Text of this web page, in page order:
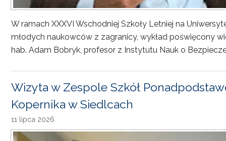
W ramach XXXVI Wschodniej Szkoły Letniej na
młodych naukowców z zagranicy, wykład poświęcony
hab. Adam Bobryk, profesor z Instytutu Nauk o
Wizyta w Zespole Szkół
Kopernika w Siedlcach
11 lipca 2026